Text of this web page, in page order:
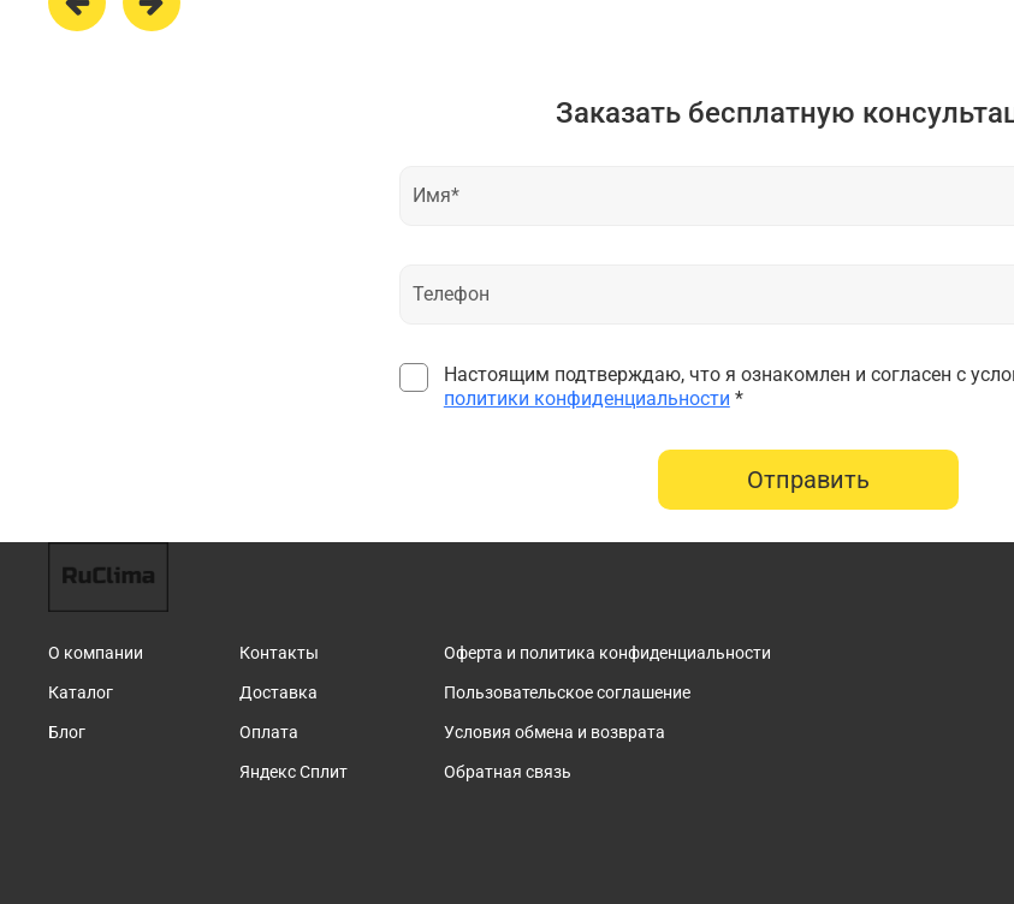
Заказать бесплатную
Настоящим подтверждаю, что я ознакомлен и согласен с
политики конфиденциальности *
Отправить
О компании
Каталог
Блог
Контакты
Доставка
Оплата
Яндекс Сплит
Оферта и политика конфиденциальности
Пользовательское соглашение
Условия обмена и возврата
Обратная связь